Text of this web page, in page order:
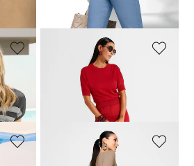
109,95 €
+20 Farben
MADELEINE
Jeans mit feinem Fransensaum
+20 Farben